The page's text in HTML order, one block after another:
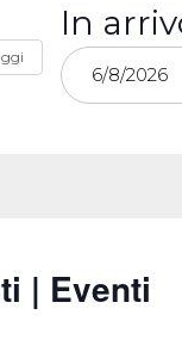
In
Seleziona
la
data.
| Eventi